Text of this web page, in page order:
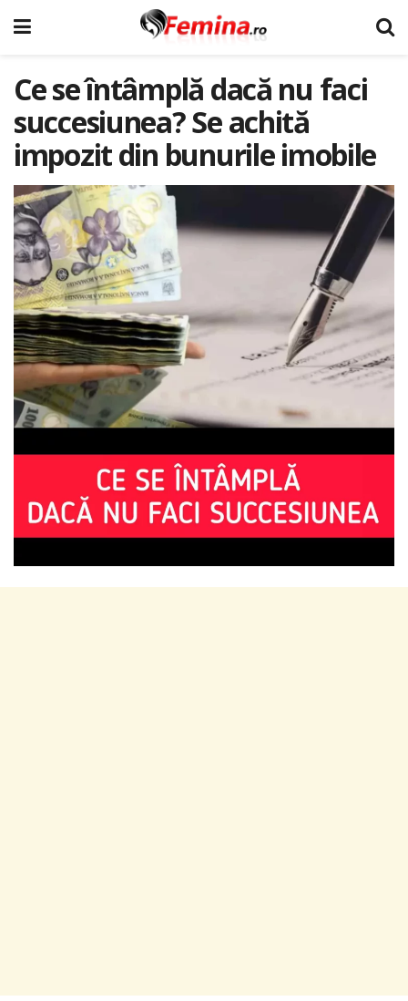
Ce se întâmplă dacă nu faci
succesiunea? Se achită
impozit din bunurile imobile